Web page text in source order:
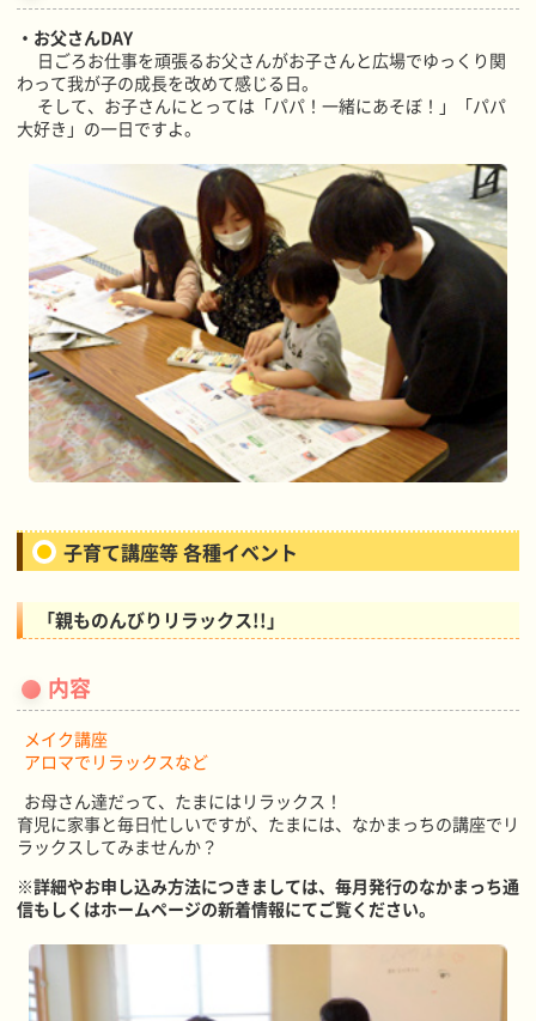
・お父さんDAY
日ごろお仕事を頑張るお父さんがお子さんと広場でゆっくり関
わって我が子の成長を改めて感じる日。
そして、お子さんにとっては「パパ！一緒にあそぼ！」「パパ
大好き」の一日ですよ。
子育て講座等 各種イベント
「親ものんびりリラックス!!」
内容
メイク講座
アロマでリラックスなど
お母さん達だって、たまにはリラックス！
育児に家事と毎日忙しいですが、たまには、なかまっちの講座でリ
ラックスしてみませんか？
※詳細やお申し込み方法につきましては、毎月発行のなかまっち通
信もしくはホームページの新着情報にてご覧ください。